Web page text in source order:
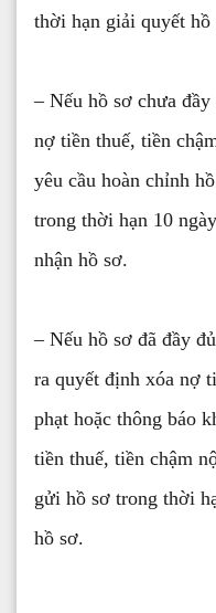
thời hạn giải quyết hồ
– Nếu hồ sơ chưa
nợ tiền thuế, tiền
yêu cầu hoàn chỉnh
trong thời hạn 10
nhận hồ sơ.
– Nếu hồ sơ đã đầy
ra quyết định xóa nợ
phạt hoặc thông báo
tiền thuế, tiền chậm
gửi hồ sơ trong thời
hồ sơ.